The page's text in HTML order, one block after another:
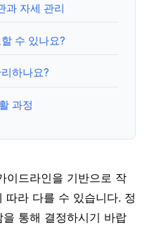
과 자세 관리
수 있나요?
하나요?
과정
이드라인을 기반으로 작
따라 다를 수 있습니다. 정
통해 결정하시기 바랍